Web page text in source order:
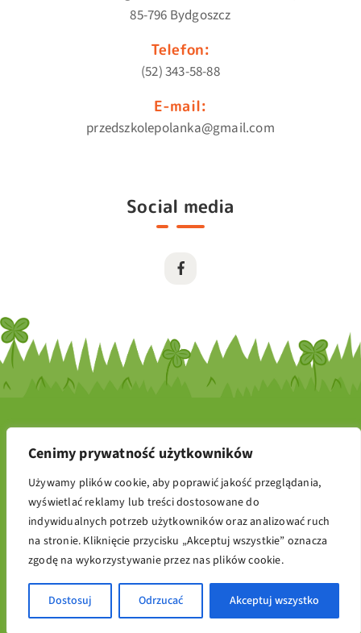
Cenimy prywatność użytkowników
Używamy plików cookie, aby poprawić jakość przeglądania,
wyświetlać reklamy lub treści dostosowane do
indywidualnych potrzeb użytkowników oraz analizować ruch
na stronie. Kliknięcie przycisku „Akceptuj wszystkie” oznacza
zgodę na wykorzystywanie przez nas plików cookie.
Dostosuj Odrzucać Akceptuj wszystko
85-796 Bydgoszcz
Telefon:
(52) 343-58-88
E-mail:
przedszkolepolanka@gmail.com
Social media
przedstawione na stronach Przedszkola "POLANKA" w Bydgoszczy
w obrębie domeny przedszkolepolanka.pl są objęte prawem
autorskim i podlegają ochronie na mocy „Ustawy o prawie
autorskim i prawach pokrewnych” z dnia 4 lutego 1994 r. (tekst
ujednolicony: Dz.U. 2006 nr 90 poz. 631). Kopiowanie,
przetwarzanie, rozpowszechnianie tych materiałów w całości lub
w części bez zgody autora jest zabronione.
Design byTMK Studio